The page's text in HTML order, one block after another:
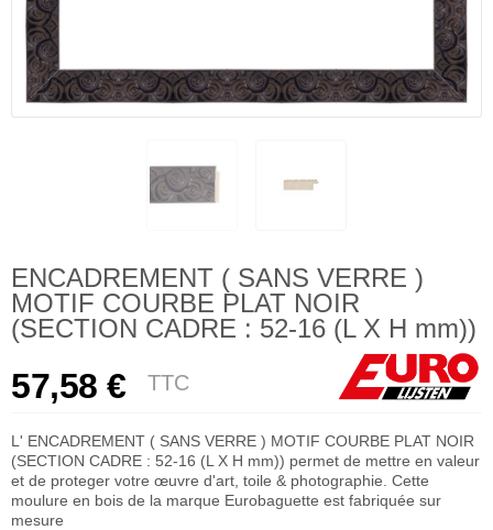
ENCADREMENT ( SANS VERRE )
MOTIF COURBE PLAT NOIR
(SECTION CADRE : 52-16 (L X H mm))
57,58 € TTC
L' ENCADREMENT ( SANS VERRE ) MOTIF COURBE PLAT NOIR
(SECTION CADRE : 52-16 (L X H mm)) permet de mettre en valeur
et de proteger votre œuvre d'art, toile & photographie. Cette
moulure en bois de la marque Eurobaguette est fabriquée sur
mesure